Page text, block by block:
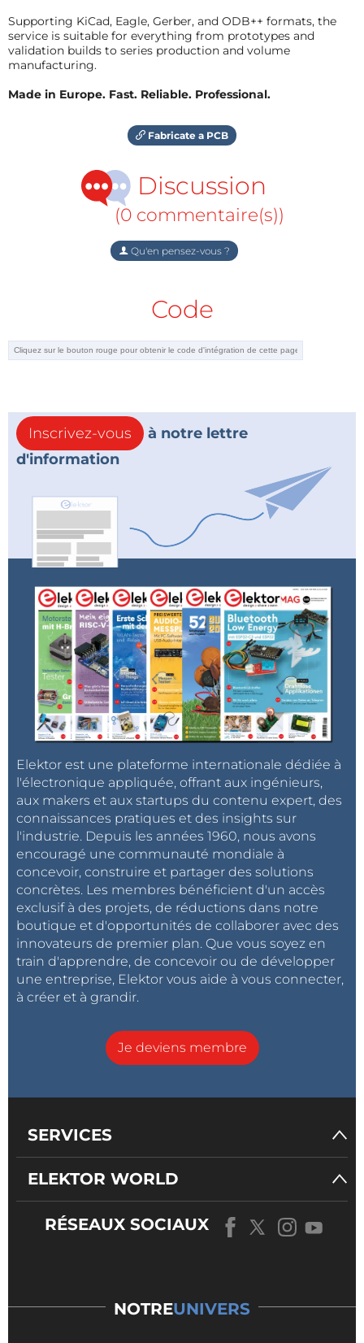
Supporting KiCad, Eagle, Gerber, and ODB++ formats, the
service is suitable for everything from prototypes and
validation builds to series production and volume
manufacturing.
Made in Europe. Fast. Reliable. Professional.
Fabricate a PCB
Discussion
(0 commentaire(s))
Qu'en pensez-vous ?
Code
Inscrivez-vous
à notre lettre
d'information
Elektor est une plateforme internationale dédiée à
l'électronique appliquée, offrant aux ingénieurs,
aux makers et aux startups du contenu expert, des
connaissances pratiques et des insights sur
l'industrie. Depuis les années 1960, nous avons
encouragé une communauté mondiale à
concevoir, construire et partager des solutions
concrètes. Les membres bénéficient d'un accès
exclusif à des projets, de réductions dans notre
boutique et d'opportunités de collaborer avec des
innovateurs de premier plan. Que vous soyez en
train d'apprendre, de concevoir ou de développer
une entreprise, Elektor vous aide à vous connecter,
à créer et à grandir.
Je deviens membre
SERVICES
ELEKTOR WORLD
RÉSEAUX SOCIAUX
NOTREUNIVERS